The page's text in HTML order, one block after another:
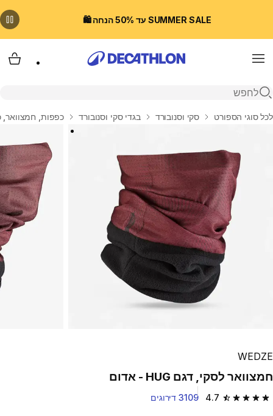
SUMMER SALE עד 50% הנחה 🛍️
Menu
פתיחת חיפוש
בית
לכל סוגי הספורט סקי וסנובורד בגדי סקי וסנובורד כפפות, חמצוואר,
WEDZE
חמצוואר לסקי, דגם HUG - אדום
4.7 4.7 out of 5 stars from 3109 reviews 3109 דירוגים